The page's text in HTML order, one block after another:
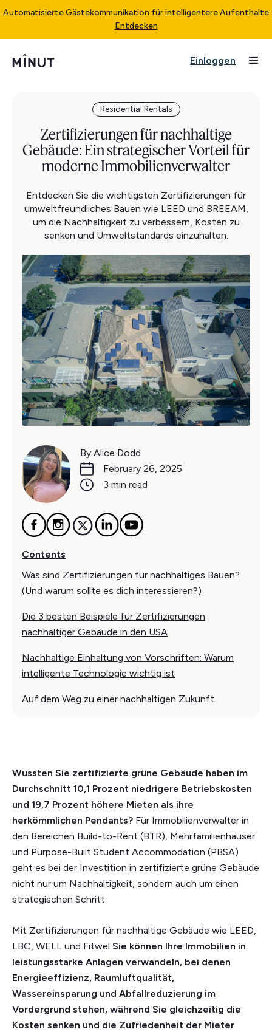
Automatisierte Gästekommunikation für intelligentere Aufenthalte
Entdecken
Einloggen
Residential Rentals
Zertifizierungen für nachhaltige
Gebäude: Ein strategischer Vorteil für
moderne Immobilienverwalter
Entdecken Sie die wichtigsten Zertifizierungen für
umweltfreundliches Bauen wie LEED und BREEAM,
um die Nachhaltigkeit zu verbessern, Kosten zu
senken und Umweltstandards einzuhalten.
By Alice Dodd
February 26, 2025
3 min read
Contents
Was sind Zertifizierungen für nachhaltiges Bauen?
(Und warum sollte es dich interessieren?)
Die 3 besten Beispiele für Zertifizierungen
nachhaltiger Gebäude in den USA
Nachhaltige Einhaltung von Vorschriften: Warum
intelligente Technologie wichtig ist
Auf dem Weg zu einer nachhaltigen Zukunft
Wussten Sie zertifizierte grüne Gebäude haben im
Durchschnitt 10,1 Prozent niedrigere Betriebskosten
und 19,7 Prozent höhere Mieten als ihre
herkömmlichen Pendants? Für Immobilienverwalter in
den Bereichen Build-to-Rent (BTR), Mehrfamilienhäuser
und Purpose-Built Student Accommodation (PBSA)
geht es bei der Investition in zertifizierte grüne Gebäude
nicht nur um Nachhaltigkeit, sondern auch um einen
strategischen Schritt.
Mit Zertifizierungen für nachhaltige Gebäude wie LEED,
LBC, WELL und Fitwel Sie können Ihre Immobilien in
leistungsstarke Anlagen verwandeln, bei denen
Energieeffizienz, Raumluftqualität,
Wassereinsparung und Abfallreduzierung im
Vordergrund stehen, während Sie gleichzeitig die
Kosten senken und die Zufriedenheit der Mieter